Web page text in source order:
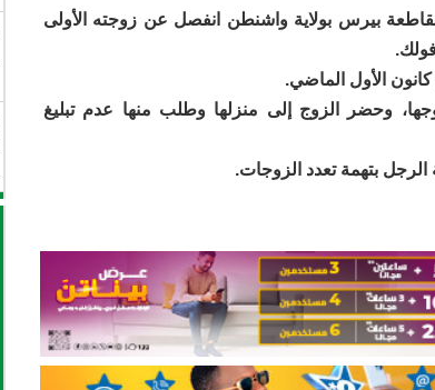
عاماً) وهو موظف في مقاطعة بيرس بولاية واشنطن انفصل عن زوجته الأولى
الأول الماضي.
وحضر الزوج إلى منزلها وطلب منها عدم تبليغ
بتهمة تعدد الزوجات.